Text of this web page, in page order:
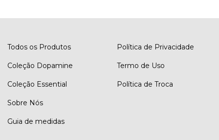
Todos os Produtos
Coleção Dopamine
Coleção Essential
Sobre Nós
Guia de medidas
Política de Privacidade
Termo de Uso
Política de Troca